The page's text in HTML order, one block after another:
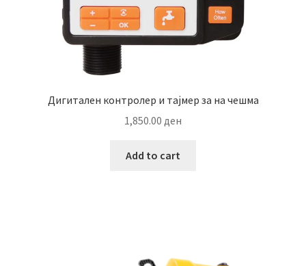
Дигитален контролер и тајмер за на чешма
1,850.00 ден
Add to cart